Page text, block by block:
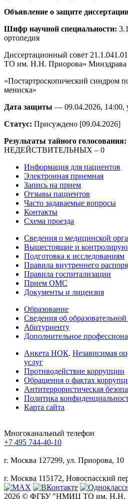
Объявление о защите
Шифр научной специальности:
ортопедия
Диссертационный совет
ТО им. Н.Н. Приорова» Минздрава
«Постартроскопический синдром
мениска»
Дата защиты — 09.04.2026, 14:00,
Статус: Присуждено [09.04.2026]
Результаты тайного голосования:
НЕДЕЙСТВИТЕЛЬНЫХ – 0
Информация для пациентов
Электронная приемная
Запись на прием
Отзывы пациентов
Часто задаваемые вопросы
Контакты
Схема проезда
Сведения о медицинской
Вышестоящие и
Подготовка к исследованиям
Правила внутреннего
Правила госпитализации
Прием ОМС
Документы и лицензия
Образование
Сведения об
Абитуриенту
Дополнительное
Анкета НОК. Независимая
услуг
Противодействие коррупции
Обращения о фактах
Антитеррористическая
Политика
Карта сайта
Многоканальный телефон
+7 495 744-40-10
г. Москва 127299, ул. Приорова, 10
г. Москва 115172, Новоспасский
2026 © ФГБУ "НМИЦ ТО им. Н.Н.